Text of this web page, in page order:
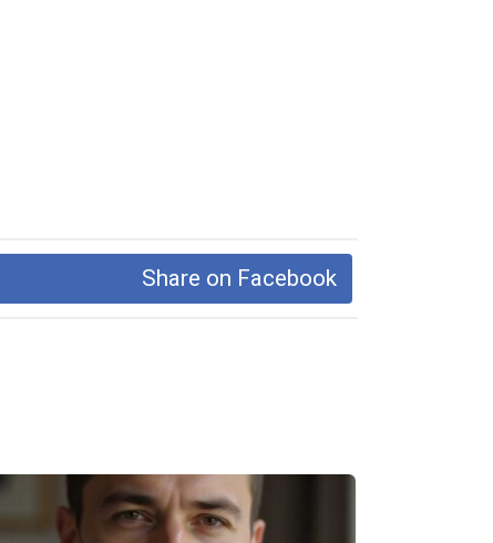
Share on Facebook